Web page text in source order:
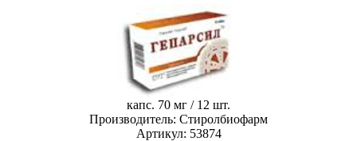
капс. 70 мг / 12 шт.
Производитель: Стиролбиофарм
Артикул: 53874